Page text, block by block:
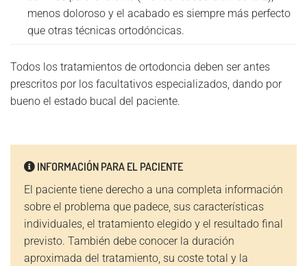
menos doloroso y el acabado es siempre más perfecto
que otras técnicas ortodóncicas.
Todos los tratamientos de ortodoncia deben ser antes
prescritos por los facultativos especializados, dando por
bueno el estado bucal del paciente.
INFORMACIÓN PARA EL PACIENTE
El paciente tiene derecho a una completa información
sobre el problema que padece, sus características
individuales, el tratamiento elegido y el resultado final
previsto. También debe conocer la duración
aproximada del tratamiento, su coste total y la